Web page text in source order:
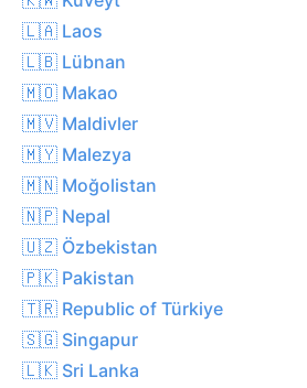
🇱🇦 Laos
🇱🇧 Lübnan
🇲🇴 Makao
🇲🇻 Maldivler
🇲🇾 Malezya
🇲🇳 Moğolistan
🇳🇵 Nepal
🇺🇿 Özbekistan
🇵🇰 Pakistan
🇹🇷 Republic of Türkiye
🇸🇬 Singapur
🇱🇰 Sri Lanka